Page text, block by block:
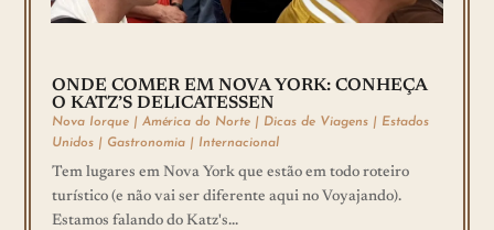
ONDE COMER EM NOVA YORK: CONHEÇA
O KATZ’S DELICATESSEN
Nova Iorque |América do Norte | Dicas de Viagens | Estados
Unidos | Gastronomia | Internacional
Tem lugares em Nova York que estão em todo roteiro
turístico (e não vai ser diferente aqui no Voyajando).
Estamos falando do Katz's...